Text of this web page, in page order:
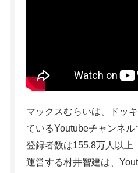
マックスむらいは、ドッ
ているYoutubeチャンネル
登録者数は155.8万人以上
運営する村井智建は、